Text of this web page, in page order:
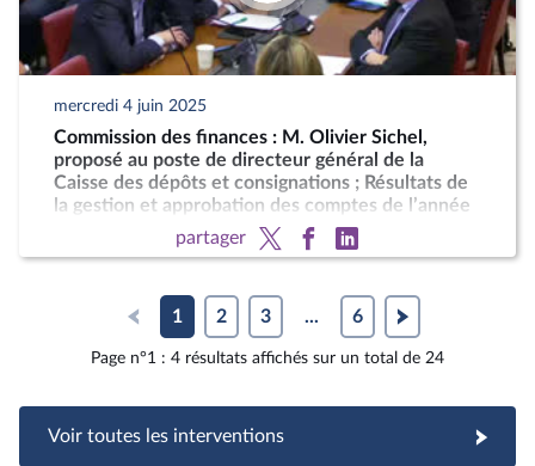
mercredi 4 juin 2025
Commission des finances : M. Olivier Sichel,
proposé au poste de directeur général de la
Caisse des dépôts et consignations ; Résultats de
la gestion et approbation des comptes de l’année
partager
1 2 3 ... 6
Page n°1 : 4 résultats affichés sur un total de 24
Voir toutes les interventions